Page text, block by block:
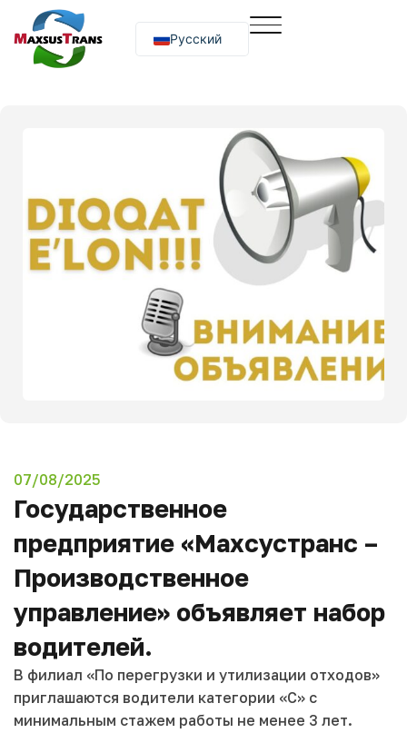
Русский
O‘zbekcha
07/08/2025
Государственное
предприятие «Маxсустранс –
Производственное
управление» объявляет набор
водителей.
В филиал «По перегрузки и утилизации отходов»
приглашаются водители категории «С» с
минимальным стажем работы не менее 3 лет.